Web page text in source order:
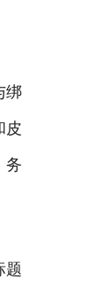
绑
皮
务
题